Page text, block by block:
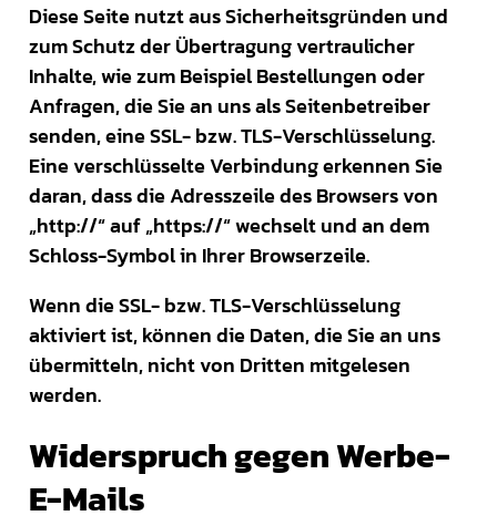
Diese Seite nutzt aus Sicherheitsgründen und
zum Schutz der Übertragung vertraulicher
Inhalte, wie zum Beispiel Bestellungen oder
Anfragen, die Sie an uns als Seitenbetreiber
senden, eine SSL- bzw. TLS-Verschlüsselung.
Eine verschlüsselte Verbindung erkennen Sie
daran, dass die Adresszeile des Browsers von
„http://“ auf „https://“ wechselt und an dem
Schloss-Symbol in Ihrer Browserzeile.
Wenn die SSL- bzw. TLS-Verschlüsselung
aktiviert ist, können die Daten, die Sie an uns
übermitteln, nicht von Dritten mitgelesen
werden.
Widerspruch gegen Werbe-
E-Mails